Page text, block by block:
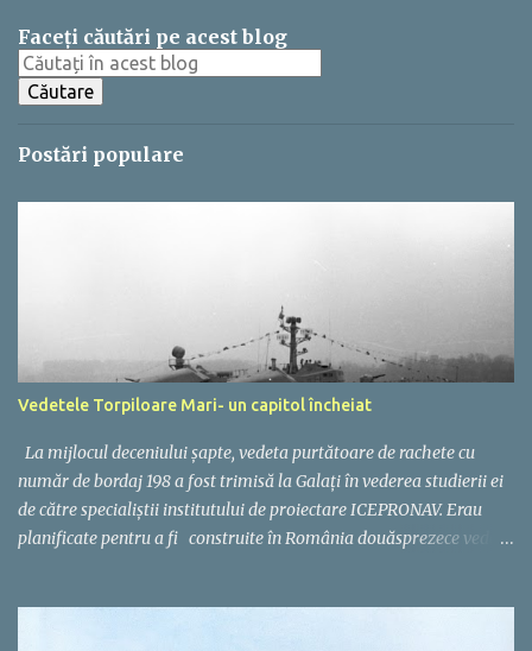
a
r
i
Faceți căutări pe acest blog
Postări populare
Vedetele Torpiloare Mari- un capitol încheiat
La mijlocul deceniului șapte, vedeta purtătoare de rachete cu
număr de bordaj 198 a fost trimisă la Galați în vederea studierii ei
de către specialiștii institutului de proiectare ICEPRONAV. Erau
planificate pentru a fi construite în România douăsprezece vedete